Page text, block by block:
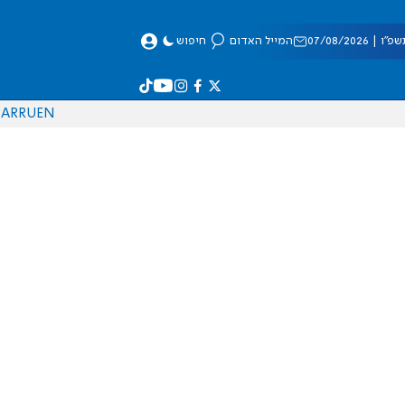
08/2026 המייל האדום חיפוש
EN
RU
AR